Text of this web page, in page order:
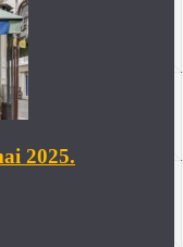
2025.